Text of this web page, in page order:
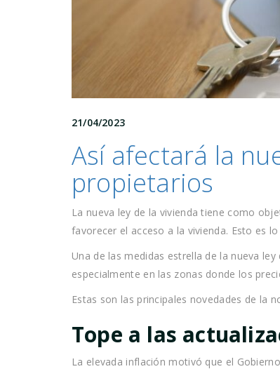
21/04/2023
Así afectará la
propietarios
La nueva ley de la vivienda tiene como
favorecer el acceso a la vivienda. Esto es
Una de las medidas estrella de la nueva
especialmente en las zonas donde los
Estas son las principales novedades de la
Tope a las
La elevada inflación motivó que el